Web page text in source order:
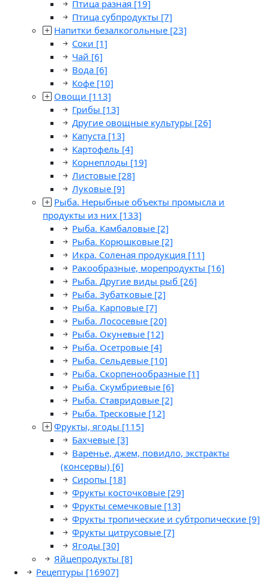
Птица разная [19]
Птица субпродукты [7]
Напитки безалкогольные [23]
Соки [1]
Чай [6]
Вода [6]
Кофе [10]
Овощи [113]
Грибы [13]
Другие овощные культуры [26]
Капуста [13]
Картофель [4]
Корнеплоды [19]
Листовые [28]
Луковые [9]
Рыба. Нерыбные объекты промысла и
продукты из них [133]
Рыба. Камбаловые [2]
Рыба. Корюшковые [2]
Икра. Соленая продукция [11]
Ракообразные, морепродукты [16]
Рыба. Другие виды рыб [26]
Рыба. Зубатковые [2]
Рыба. Карповые [7]
Рыба. Лососевые [20]
Рыба. Окуневые [12]
Рыба. Осетровые [4]
Рыба. Сельдевые [10]
Рыба. Скорпенообразные [1]
Рыба. Скумбриевые [6]
Рыба. Ставридовые [2]
Рыба. Тресковые [12]
Фрукты, ягоды [115]
Бахчевые [3]
Варенье, джем, повидло, экстракты
(консервы) [6]
Сиропы [18]
Фрукты косточковые [29]
Фрукты семечковые [13]
Фрукты тропические и субтропические [9]
Фрукты цитрусовые [7]
Ягоды [30]
Яйцепродукты [8]
Рецептуры [16907]